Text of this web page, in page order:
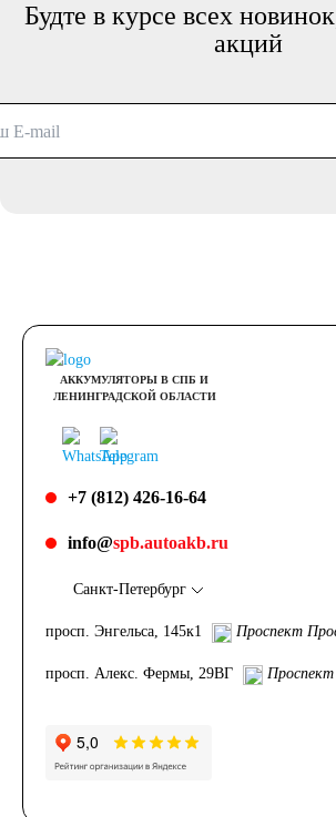
Будте в курсе всех
акций
АККУМУЛЯТОРЫ В СПБ И
ЛЕНИНГРАДСКОЙ ОБЛАСТИ
+7 (812) 426-16-64
info@spb.autoakb.ru
Санкт-Петербург
просп. Энгельса, 145к1 Проспект
просп. Алекс. Фермы, 29ВГ